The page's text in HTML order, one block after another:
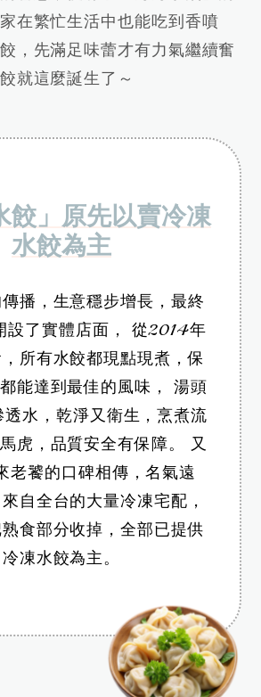
在繁忙生活中也能吃到香噴
，先滿足味蕾才有力氣繼續奮
就這麼誕生了～
餃」原先以賣冷凍
水餃為主
播，生意穩步增長，最終
了實體店面，
從2014年
所有水餃都現點現煮，保
能達到最佳的風味，
湯頭
透水，乾淨又衛生，烹煮流
虎，品質安全有保障。
又
老饕的口碑相傳，名氣遠
自全台的大量冷凍宅配，
食部分收掉，全部已提供
冷凍水餃為主。